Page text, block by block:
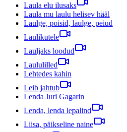
Laula elu ilusaks
Laula mu laulu helisev hääl
Laulge, poisid, laulge, peiud
Laulikutele
Lauljaks loodud
Laululilled
Lehtedes kahin
Leib jahtub
Lenda Juri Gagarin
Lenda, lenda lepalind
Liisa, päikseline naine